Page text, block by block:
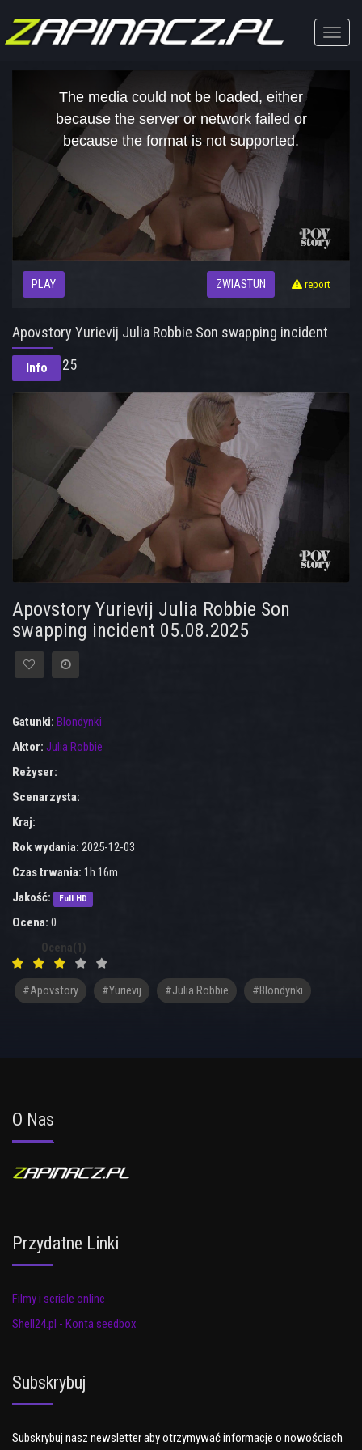
Toggle
The media could not be loaded, either
because the server or network failed or
because the format is not supported.
PLAY ZWIASTUN report
Apovstory Yurievij Julia Robbie Son swapping incident
05.08.2025
Info
Apovstory Yurievij Julia Robbie Son
swapping incident 05.08.2025
Gatunki: Blondynki
Aktor: Julia Robbie
Reżyser:
Scenarzysta:
Kraj:
Rok wydania: 2025-12-03
Czas trwania: 1h 16m
Jakość:
Full HD
Ocena: 0
Ocena(1)
#Apovstory #Yurievij #Julia Robbie #blondynki
O Nas
Przydatne Linki
Filmy i seriale online
Shell24.pl - Konta seedbox
Subskrybuj
Subskrybuj nasz newsletter aby otrzymywać informacje o nowościach